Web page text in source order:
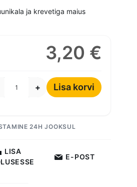
ja krevetiga maius
3,20 €
+ Lisa korvi
24H JOOKSUL
LISA
E-POST